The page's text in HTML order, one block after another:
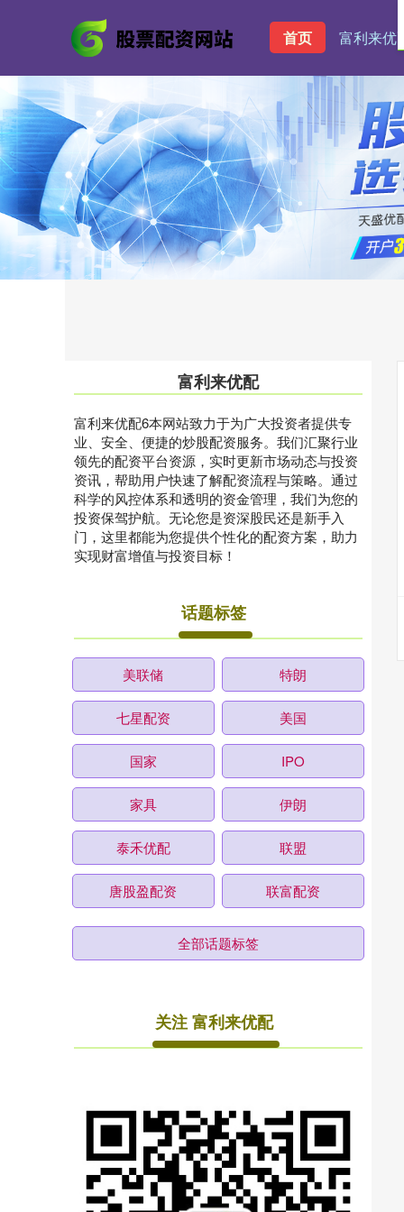
首页 富利来优
富利来优配
富利来优配6本网站致力于为广大投资者提供专
业、安全、便捷的炒股配资服务。我们汇聚行业
领先的配资平台资源，实时更新市场动态与投资
资讯，帮助用户快速了解配资流程与策略。通过
科学的风控体系和透明的资金管理，我们为您的
投资保驾护航。无论您是资深股民还是新手入
门，这里都能为您提供个性化的配资方案，助力
实现财富增值与投资目标！
话题标签
美联储 特朗
七星配资 美国
国家 IPO
家具 伊朗
泰禾优配 联盟
唐股盈配资 联富配资
全部话题标签
关注 富利来优配